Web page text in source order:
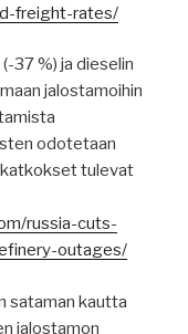
freight-rates/
37 %) ja dieselin
jalostamoihin
odotetaan
tulevat
russia-cuts-
outages/
sataman kautta
jalostamon